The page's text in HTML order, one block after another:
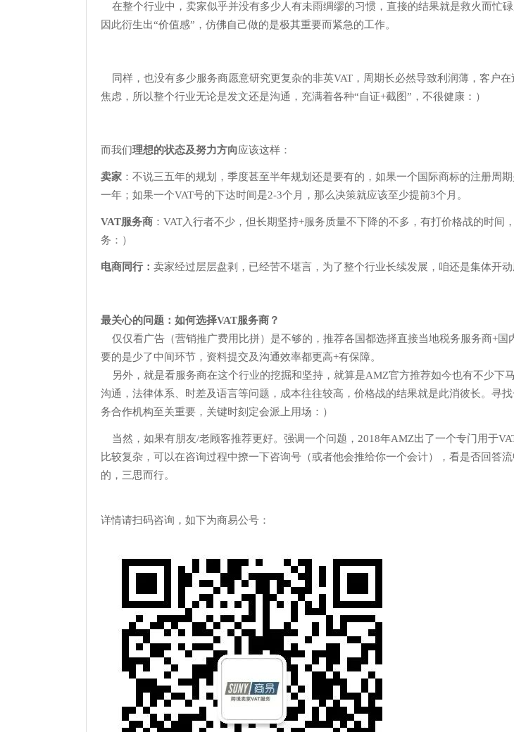
在整个行业中，卖家似乎并没有多少人有未雨绸缪的习惯，直接的结果就是救火而忙
因此衍生出“价值感”，仿佛自己做的是极其重要而紧急的工作。
同样，也没有多少服务商愿意研究更复杂的非英VAT，周期长必然导致利润薄，客户
焦虑，所以整个行业无论是发文还是沟通，充满着各种“自证+截图”，不很健康：）
而我们理想的状态及努力方向应该这样：
卖家 ：不说三五年的规划，季度甚至半年规划还是要有的，如果一个国际商标的注册周
一年；如果一个VAT号的下达时间是2-3个月，那么决策就应该至少提前3个月。
VAT服务商 ：VAT入行者不少，但长期坚持+服务质量不下降的不多，有打价格战的时间
务：）
电商同行： 卖家经过层层盘剥，已经苦不堪言，为了整个行业长续发展，咱还是集体开动
最关心的问题：如何选择VAT服务商？
仅仅看广告（营销推广费用比拼）是不够的，推荐各国都选择直接当地税务服务商+国
要的是少了中间环节，资料提交及沟通效率都更高+有保障。
另外，就是看服务商在这个行业的挖掘和坚持，就算是AMZ官方推荐如今也有不少下
沟通，法律体系、时差及语言等问题，成本往往较高，价格战的结果就是此消彼长。寻
务合作机构至关重要，关键时刻定会派上用场：）
当然，如果有朋友/老顾客推荐更好。强调一个问题，2018年AMZ出了一个专门用于
比较复杂，可以在咨询过程中撩一下咨询号（或者他会推给你一个会计），看是否回答
的，三思而行。
详情请扫码咨询，如下为商易公号：